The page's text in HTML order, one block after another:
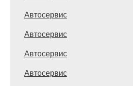
Автосервис
Автосервис
Автосервис
Автосервис